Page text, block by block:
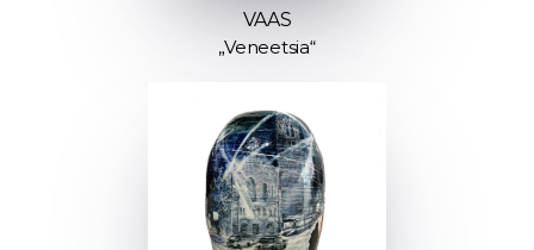
VAAS
„Veneetsia“